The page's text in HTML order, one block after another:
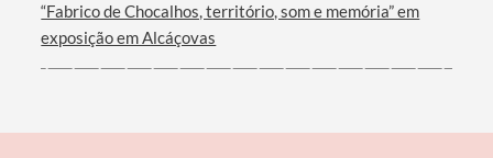
“Fabrico de Chocalhos, território, som e memória” em
exposição em Alcáçovas